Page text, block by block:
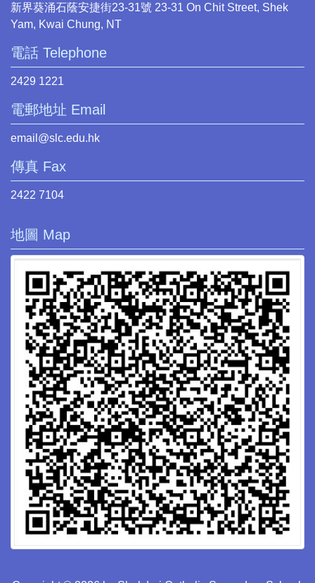
新界葵涌石蔭安捷街23-31號 23-31 On Chit Street, Shek
Yam, Kwai Chung, NT
電話 Telephone
2429 1221
電郵地址 Email
email@slc.edu.hk
傳真 Fax
2422 7104
地圖 Map